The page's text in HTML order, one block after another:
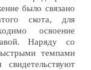
было связано
скота, для
освоение
Наряду со
темпами